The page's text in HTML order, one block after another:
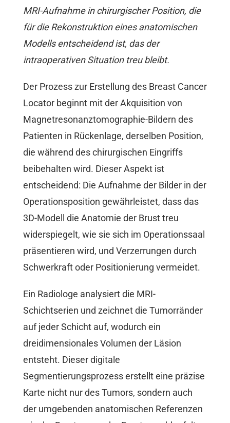
MRI-Aufnahme in chirurgischer Position, die
für die Rekonstruktion eines anatomischen
Modells entscheidend ist, das der
intraoperativen Situation treu bleibt.
Der Prozess zur Erstellung des Breast Cancer
Locator beginnt mit der Akquisition von
Magnetresonanztomographie-Bildern des
Patienten in Rückenlage, derselben Position,
die während des chirurgischen Eingriffs
beibehalten wird. Dieser Aspekt ist
entscheidend: Die Aufnahme der Bilder in der
Operationsposition gewährleistet, dass das
3D-Modell die Anatomie der Brust treu
widerspiegelt, wie sie sich im Operationssaal
präsentieren wird, und Verzerrungen durch
Schwerkraft oder Positionierung vermeidet.
Ein Radiologe analysiert die MRI-
Schichtserien und zeichnet die Tumorränder
auf jeder Schicht auf, wodurch ein
dreidimensionales Volumen der Läsion
entsteht. Dieser digitale
Segmentierungsprozess erstellt eine präzise
Karte nicht nur des Tumors, sondern auch
der umgebenden anatomischen Referenzen